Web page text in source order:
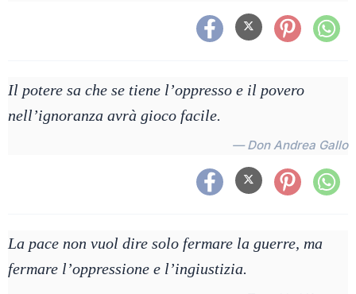
Il potere sa che se tiene l’oppresso e il povero
nell’ignoranza avrà gioco facile.
— Don Andrea Gallo
La pace non vuol dire solo fermare la guerre, ma
fermare l’oppressione e l’ingiustizia.